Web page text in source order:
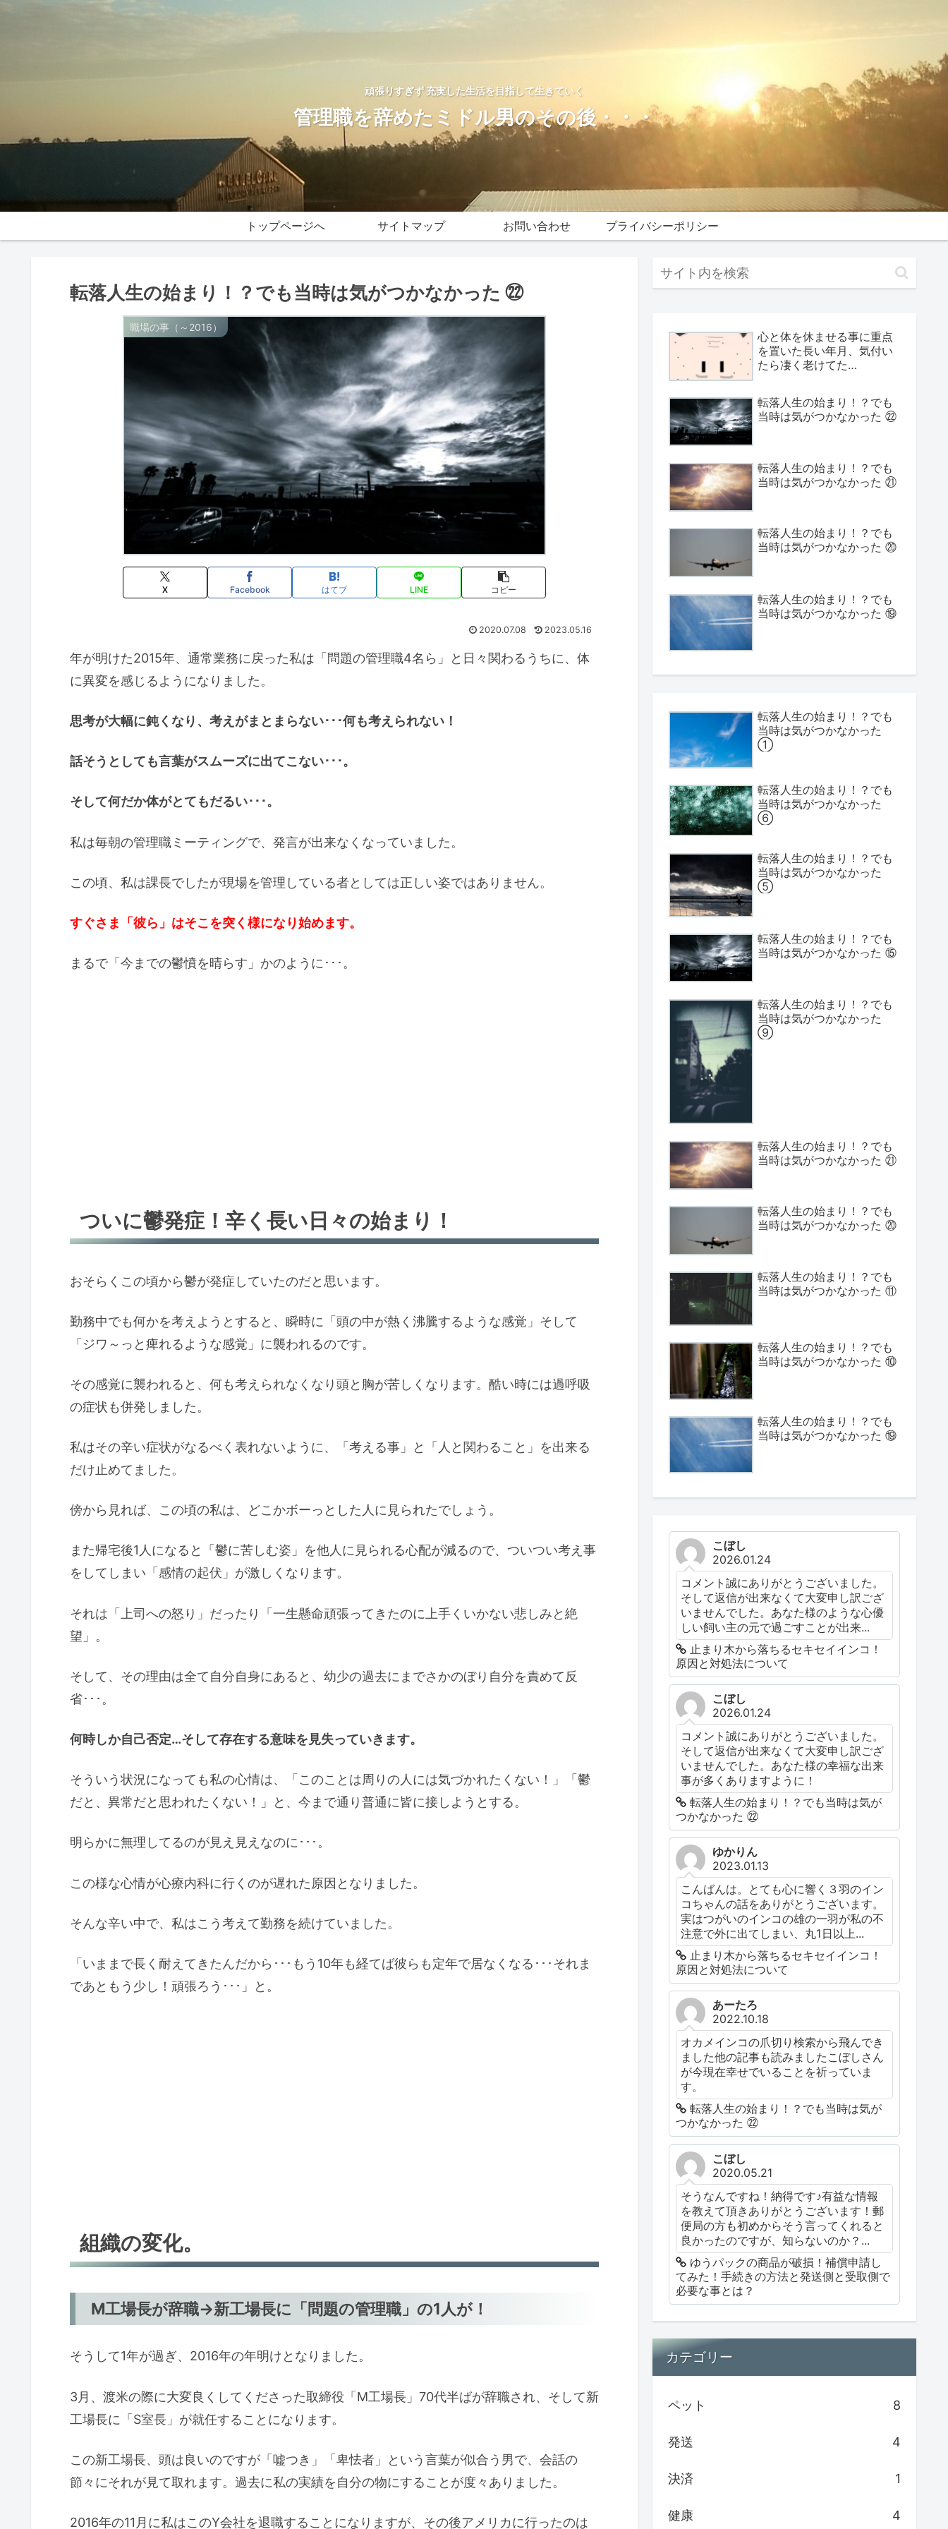
頑張りすぎず 充実した生活を目指して生きていく
管理職を辞めたミドル男のその後・・・
トップページへ サイトマップ お問い合わせ プライバシーポリシー
転落人生の始まり！？でも当時は気がつかなかった ㉒
職場の事（～2016）
X Facebook はてブ LINE コピー
2020.07.08 2023.05.16
年が明けた2015年、通常業務に戻った私は「問題の管理職4名ら」と日々関わるうちに、体
に異変を感じるようになりました。
思考が大幅に鈍くなり、考えがまとまらない･･･何も考えられない！
話そうとしても言葉がスムーズに出てこない･･･。
そして何だか体がとてもだるい･･･。
私は毎朝の管理職ミーティングで、発言が出来なくなっていました。
この頃、私は課長でしたが現場を管理している者としては正しい姿ではありません。
すぐさま「彼ら」はそこを突く様になり始めます。
まるで「今までの鬱憤を晴らす」かのように･･･。
ついに鬱発症！辛く長い日々の始まり！
おそらくこの頃から鬱が発症していたのだと思います。
勤務中でも何かを考えようとすると、瞬時に「頭の中が熱く沸騰するような感覚」そして
「ジワ～っと痺れるような感覚」に襲われるのです。
その感覚に襲われると、何も考えられなくなり頭と胸が苦しくなります。酷い時には過呼吸
の症状も併発しました。
私はその辛い症状がなるべく表れないように、「考える事」と「人と関わること」を出来る
だけ止めてました。
傍から見れば、この頃の私は、どこかボーっとした人に見られたでしょう。
また帰宅後1人になると「鬱に苦しむ姿」を他人に見られる心配が減るので、ついつい考え事
をしてしまい「感情の起伏」が激しくなります。
それは「上司への怒り」だったり「一生懸命頑張ってきたのに上手くいかない悲しみと絶
望」。
そして、その理由は全て自分自身にあると、幼少の過去にまでさかのぼり自分を責めて反
省･･･。
何時しか自己否定…そして存在する意味を見失っていきます。
そういう状況になっても私の心情は、「このことは周りの人には気づかれたくない！」「鬱
だと、異常だと思われたくない！」と、今まで通り普通に皆に接しようとする。
明らかに無理してるのが見え見えなのに･･･。
この様な心情が心療内科に行くのが遅れた原因となりました。
そんな辛い中で、私はこう考えて勤務を続けていました。
「いままで長く耐えてきたんだから･･･もう10年も経てば彼らも定年で居なくなる･･･それま
であともう少し！頑張ろう･･･」と。
組織の変化。
M工場長が辞職→新工場長に「問題の管理職」の1人が！
そうして1年が過ぎ、2016年の年明けとなりました。
3月、渡米の際に大変良くしてくださった取締役「M工場長」70代半ばが辞職され、そして新
工場長に「S室長」が就任することになります。
この新工場長、頭は良いのですが「嘘つき」「卑怯者」という言葉が似合う男で、会話の
節々にそれが見て取れます。過去に私の実績を自分の物にすることが度々ありました。
2016年の11月に私はこのY会社を退職することになりますが、その後アメリカに行ったのは
心と体を休ませる事に重点
を置いた長い年月、気付い
たら凄く老けてた…
転落人生の始まり！？でも
当時は気がつかなかった ㉒
転落人生の始まり！？でも
当時は気がつかなかった ㉑
転落人生の始まり！？でも
当時は気がつかなかった ⑳
転落人生の始まり！？でも
当時は気がつかなかった ⑲
転落人生の始まり！？でも
当時は気がつかなかった
①
転落人生の始まり！？でも
当時は気がつかなかった
⑥
転落人生の始まり！？でも
当時は気がつかなかった
⑤
転落人生の始まり！？でも
当時は気がつかなかった ⑮
転落人生の始まり！？でも
当時は気がつかなかった
⑨
転落人生の始まり！？でも
当時は気がつかなかった ㉑
転落人生の始まり！？でも
当時は気がつかなかった ⑳
転落人生の始まり！？でも
当時は気がつかなかった ⑪
転落人生の始まり！？でも
当時は気がつかなかった ⑩
転落人生の始まり！？でも
当時は気がつかなかった ⑲
こぼし
2026.01.24
コメント誠にありがとうございました。
そして返信が出来なくて大変申し訳ござ
いませんでした。あなた様のような心優
しい飼い主の元で過ごすことが出来...
止まり木から落ちるセキセイインコ！
原因と対処法について
こぼし
2026.01.24
コメント誠にありがとうございました。
そして返信が出来なくて大変申し訳ござ
いませんでした。あなた様の幸福な出来
事が多くありますように！
転落人生の始まり！？でも当時は気が
つかなかった ㉒
ゆかりん
2023.01.13
こんばんは。とても心に響く３羽のイン
コちゃんの話をありがとうございます。
実はつがいのインコの雄の一羽が私の不
注意で外に出てしまい、丸1日以上...
止まり木から落ちるセキセイインコ！
原因と対処法について
あーたろ
2022.10.18
オカメインコの爪切り検索から飛んでき
ました他の記事も読みましたこぼしさん
が今現在幸せでいることを祈っていま
す。
転落人生の始まり！？でも当時は気が
つかなかった ㉒
こぼし
2020.05.21
そうなんですね！納得です♪有益な情報
を教えて頂きありがとうございます！郵
便局の方も初めからそう言ってくれると
良かったのですが、知らないのか？...
ゆうパックの商品が破損！補償申請し
てみた！手続きの方法と発送側と受取側で
必要な事とは？
カテゴリー
ペット 8
発送 4
決済 1
健康 4